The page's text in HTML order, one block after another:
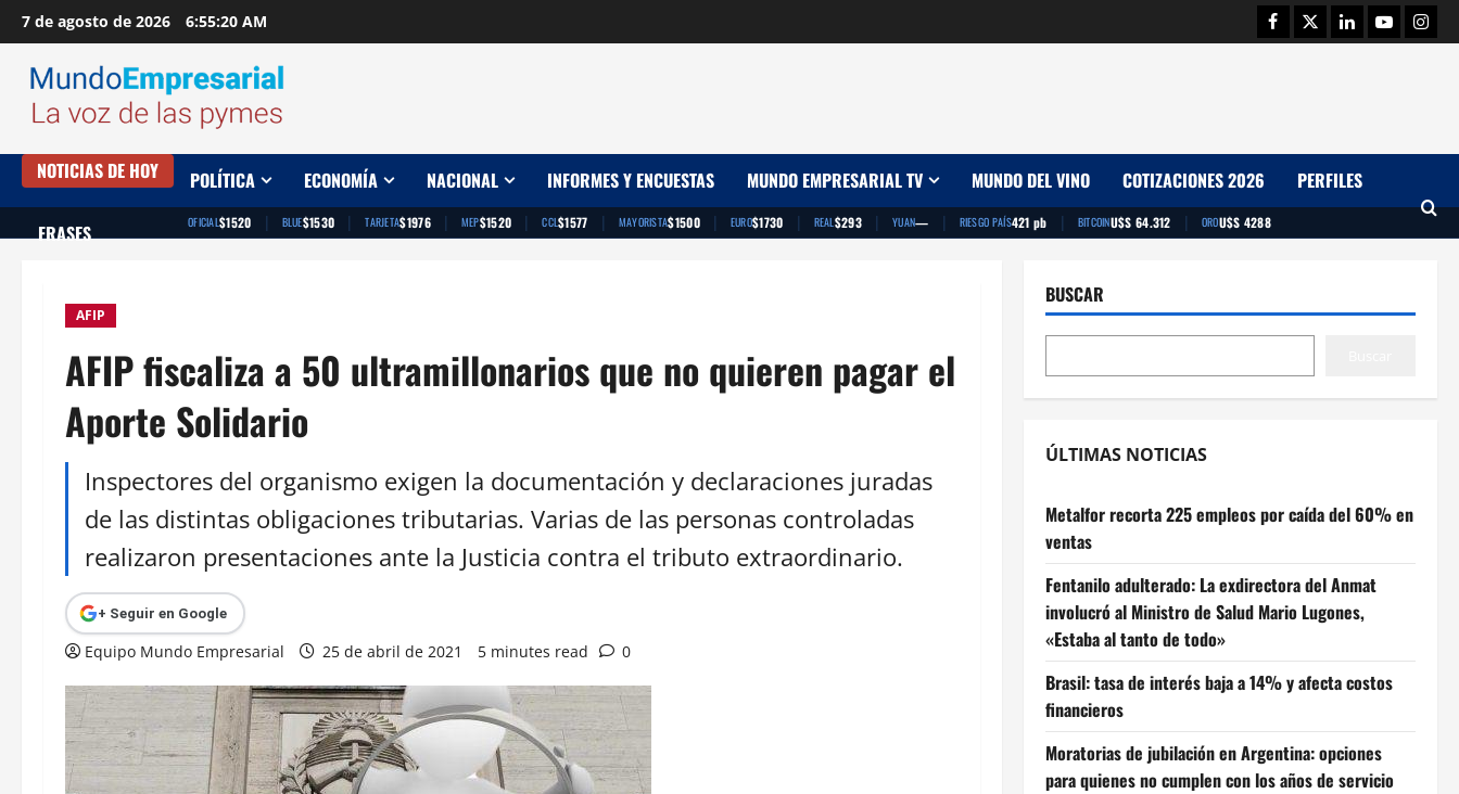
Saltar
al
contenido
7 de agosto de 2026 6:55:21 AM Facebook
TwitterLinkedinYoutube
NOTICIAS DE HOY POLÍTICA ECONOMÍA NACIONAL INFORMES Y ENCUESTAS MUNDO EMPRESARIAL TV MUNDO DEL VINO COTIZACIONES 2026 PERFILES
FRASES OFICIAL$1520 | BLUE$1530 | TARJETA$1976 | MEP$1520 | CCL$1577 | MAYORISTA$1500 | EURO$1730 | REAL$293 | YUAN— | RIESGO PAÍS421 pb | BITCOINU$S 64.312 | OROU$S 4288
AFIP
AFIP fiscaliza a 50 ultramillonarios que no quieren pagar el
Aporte Solidario
Inspectores del organismo exigen la documentación y declaraciones juradas
de las distintas obligaciones tributarias. Varias de las personas controladas
realizaron presentaciones ante la Justicia contra el tributo extraordinario.
+ Seguir en Google
Equipo Mundo Empresarial 25 de abril de 2021 5 minutes read 0
BUSCAR
ÚLTIMAS NOTICIAS
Metalfor recorta 225 empleos por caída del 60% en
ventas
Fentanilo adulterado: La exdirectora del Anmat
involucró al Ministro de Salud Mario Lugones,
«Estaba al tanto de todo»
Brasil: tasa de interés baja a 14% y afecta costos
financieros
Moratorias de jubilación en Argentina: opciones
para quienes no cumplen con los años de servicio